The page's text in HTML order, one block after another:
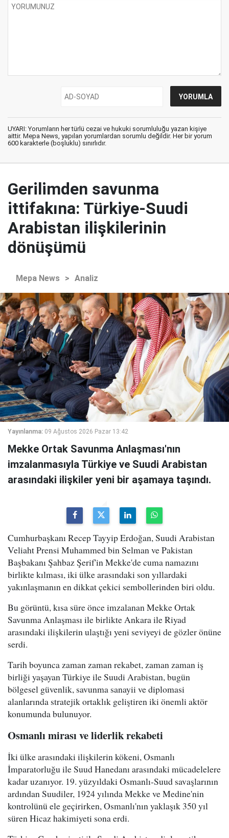
UYARI: Yorumların her türlü cezai ve hukuki sorumluluğu yazan kişiye
aittir. Mepa News, yapılan yorumlardan sorumlu değildir. Her bir yorum
600 karakterle (boşluklu) sınırlıdır.
Gerilimden savunma
ittifakına: Türkiye-Suudi
Arabistan ilişkilerinin
dönüşümü
Mepa News > Analiz
Yayınlanma: 09 Ağustos 2026 Pazar 13:42
Mekke Ortak Savunma Anlaşması'nın
imzalanmasıyla Türkiye ve Suudi Arabistan
arasındaki ilişkiler yeni bir aşamaya taşındı.
Cumhurbaşkanı Recep Tayyip Erdoğan, Suudi Arabistan
Veliaht Prensi Muhammed bin Selman ve Pakistan
Başbakanı Şahbaz Şerif'in Mekke'de cuma namazını
birlikte kılması, iki ülke arasındaki son yıllardaki
yakınlaşmanın en dikkat çekici sembollerinden biri oldu.
Bu görüntü, kısa süre önce imzalanan Mekke Ortak
Savunma Anlaşması ile birlikte Ankara ile Riyad
arasındaki ilişkilerin ulaştığı yeni seviyeyi de gözler önüne
serdi.
Tarih boyunca zaman zaman rekabet, zaman zaman iş
birliği yaşayan Türkiye ile Suudi Arabistan, bugün
bölgesel güvenlik, savunma sanayii ve diplomasi
alanlarında stratejik ortaklık geliştiren iki önemli aktör
konumunda bulunuyor.
Osmanlı mirası ve liderlik rekabeti
İki ülke arasındaki ilişkilerin kökeni, Osmanlı
İmparatorluğu ile Suud Hanedanı arasındaki mücadelelere
kadar uzanıyor. 19. yüzyıldaki Osmanlı-Suud savaşlarının
ardından Suudiler, 1924 yılında Mekke ve Medine'nin
kontrolünü ele geçirirken, Osmanlı'nın yaklaşık 350 yıl
süren Hicaz hakimiyeti sona erdi.